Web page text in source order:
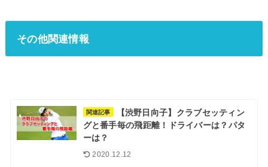
その他関連情報
関連記事
【渋野日向子】クラブセッティン
グと番手毎の飛距離！ドライバーは？パタ
ーは？
2020.12.12